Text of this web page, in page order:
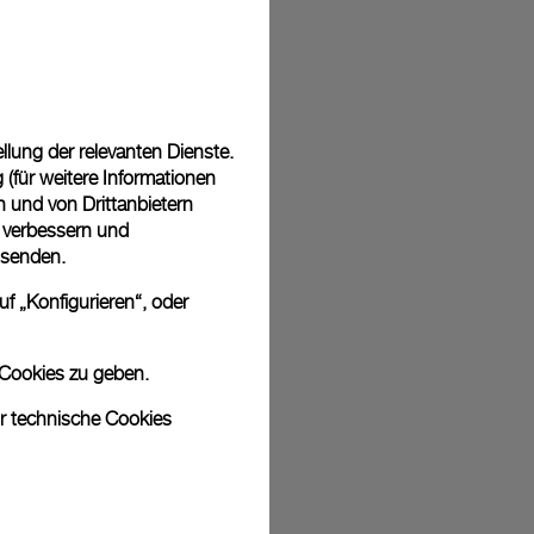
bei den Bildern um Archivfotos handelt. Die Farben und Größen
leicht abweichen.
der relevanten Dienste.
weitere Informationen
und von Drittanbietern
und
„Konfigurieren“, oder
zu geben.
technische Cookies